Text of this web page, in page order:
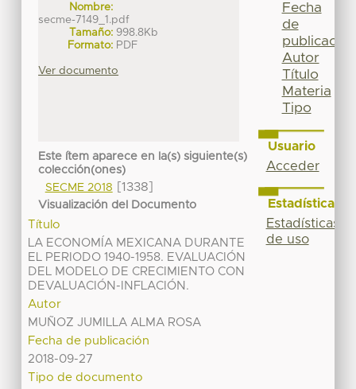
Nombre:
secme-7149_1.pdf
Tamaño: 998.8Kb
Formato: PDF
Ver documento
Este ítem aparece en la(s) siguiente(s)
colección(ones)
SECME 2018
[1338]
Visualización del Documento
Título
LA ECONOMÍA MEXICANA DURANTE
EL PERIODO 1940-1958. EVALUACIÓN
DEL MODELO DE CRECIMIENTO CON
DEVALUACIÓN-INFLACIÓN.
Autor
MUÑOZ JUMILLA ALMA ROSA
Fecha de publicación
2018-09-27
Tipo de documento
Fecha
de
publicación
Autor
Título
Materia
Tipo
Usuario
Acceder
Estadísticas
Estadísticas
de uso